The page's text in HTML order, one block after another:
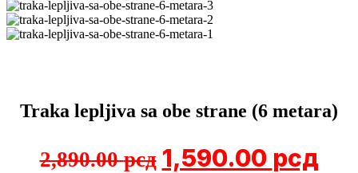
Traka lepljiva sa obe strane (6 metara)
2,890.00рсд 1,590.00 рсд